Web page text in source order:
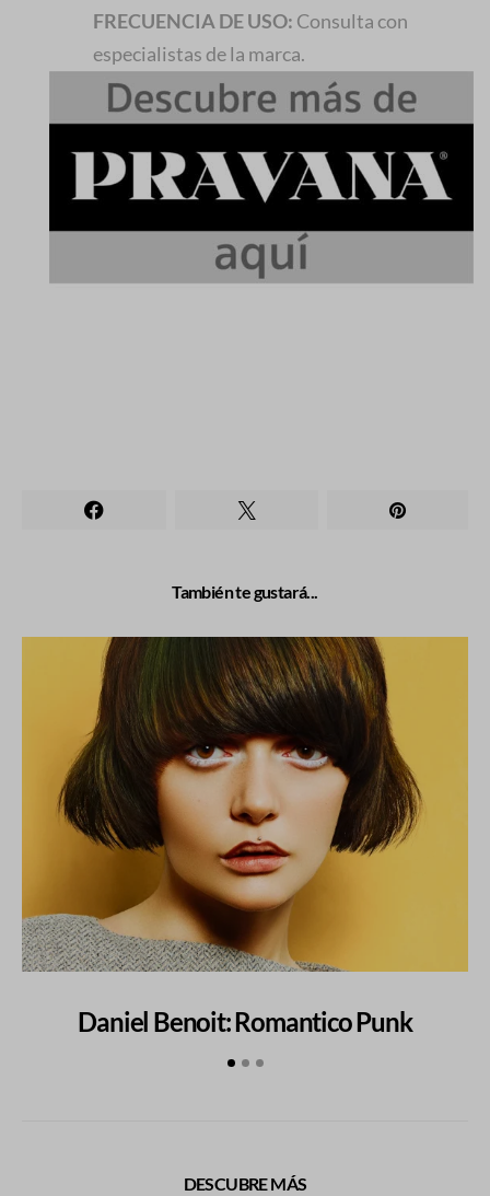
FRECUENCIA DE USO: Consulta con
especialistas de la marca.
También te gustará...
Daniel Benoit: Romantico Punk
DESCUBRE MÁS